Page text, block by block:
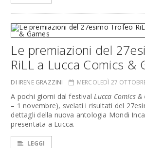
Le premiazioni del
RiLL a Lucca Comics &
DI IRENE GRAZZINI MERCOLEDÌ 27
A pochi giorni dal festivalLucca Comics &
– 1 novembre), svelati i risultati del
dettagli della nuova antologia Mondi
presentata a Lucca.
LEGGI